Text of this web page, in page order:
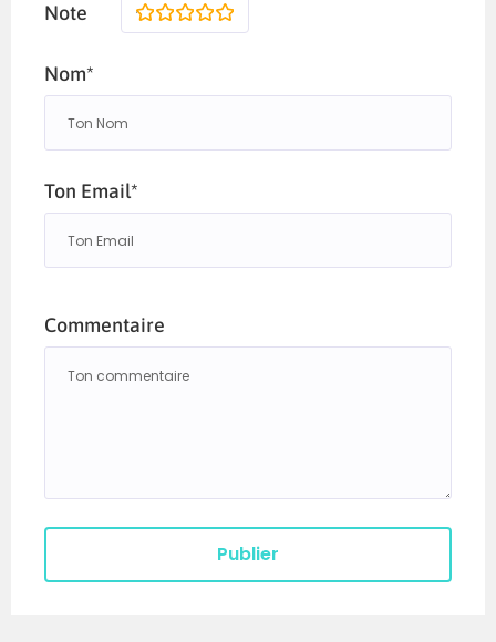
Note 5
4
3
2
Nom*
Ton Email*
Commentaire